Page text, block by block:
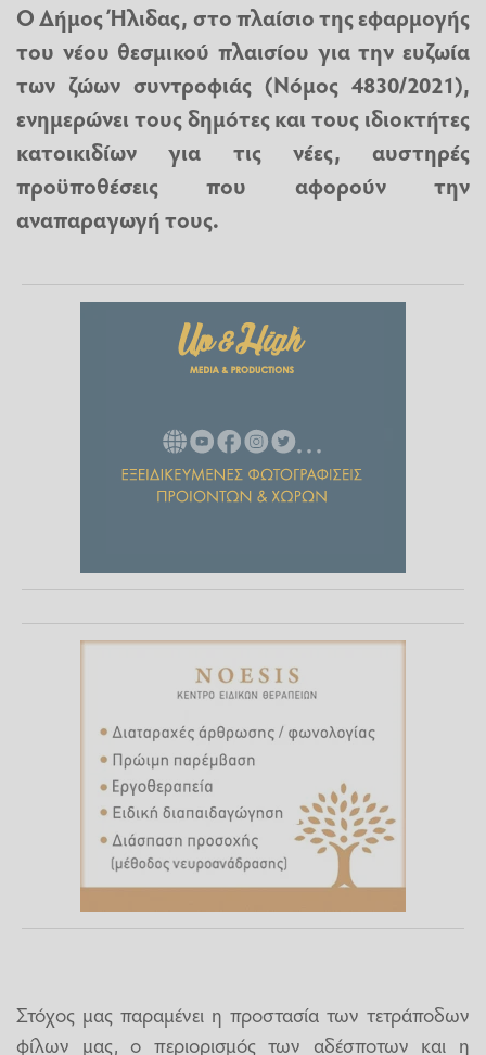
Ο Δήμος Ήλιδας, στο πλαίσιο της εφαρμογής
του νέου θεσμικού πλαισίου για την ευζωία
των ζώων συντροφιάς (Νόμος 4830/2021),
ενημερώνει τους δημότες και τους ιδιοκτήτες
κατοικιδίων για τις νέες, αυστηρές
προϋποθέσεις που αφορούν την
αναπαραγωγή τους.
Στόχος μας παραμένει η προστασία των τετράποδων
φίλων μας, ο περιορισμός των αδέσποτων και η